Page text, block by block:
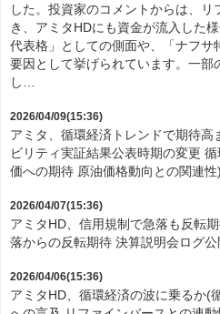
した。投資家のコメントからは、
き、アミタHDにも資金が流入した
代表格」としての側面や、「ナフサ
要因として挙げられています。一部
し…
2026/04/09(15:36)
アミタ、循環経済トレンドで期待
ビリティ実証結果公表時期の変更
価への期待 原油価格動向との関連性)
2026/04/07(15:36)
アミタHD、信用規制で急落も反転
落からの反転期待 決算説明会ログ公
2026/04/06(15:36)
アミタHD、循環経済の波に乗るか(